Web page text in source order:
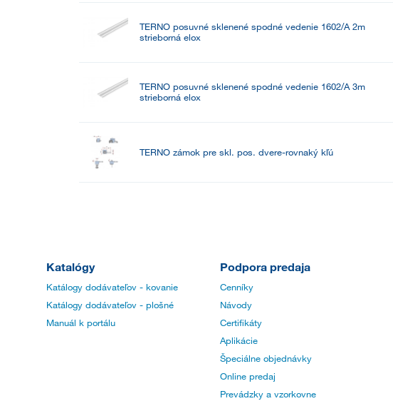
TERNO posuvné sklenené spodné vedenie 1602/A 2m
strieborná elox
TERNO posuvné sklenené spodné vedenie 1602/A 3m
strieborná elox
TERNO zámok pre skl. pos. dvere-rovnaký kľú
Katalógy
Katálogy dodávateľov - kovanie
Katálogy dodávateľov - plošné
Manuál k portálu
Podpora predaja
Cenníky
Návody
Certifikáty
Aplikácie
Špeciálne objednávky
Online predaj
Prevádzky a vzorkovne